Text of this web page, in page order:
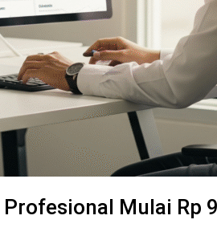
Mulai Rp